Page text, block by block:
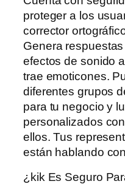
proteger a los
corrector
Genera
efectos de sonido
trae emoticones.
diferentes grupos
para tu negocio y
personalizados
ellos. Tus
están hablando
¿kik Es Seguro